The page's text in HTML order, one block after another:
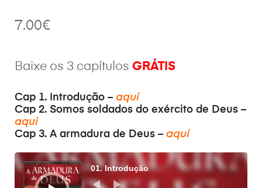
7.00€
Baixe os 3 capítulos GRÁTIS
Cap 1. Introdução – aqui
Cap 2. Somos soldados do exército de Deus –
aqui
Cap 3. A armadura de Deus – aqui
Tocador
de
áudio
01. Introdução